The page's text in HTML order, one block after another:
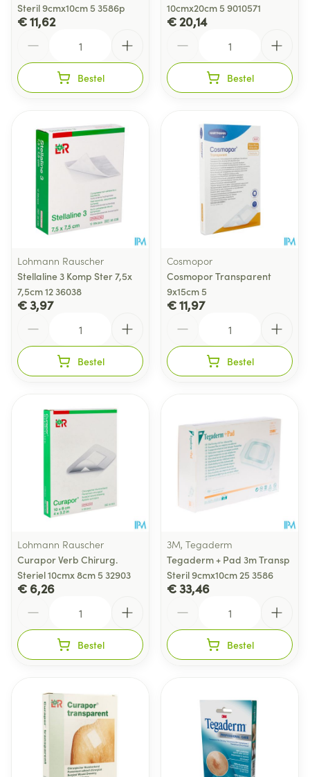
Steril 9cmx10cm 5 3586p
€ 11,62
Bestel
10cmx20cm 5 9010571
€ 20,14
Bestel
Lohmann Rauscher
Stellaline 3 Komp Ster 7,5x
7,5cm 12 36038
€ 3,97
Bestel
Cosmopor
Cosmopor Transparent
9x15cm 5
€ 11,97
Bestel
Lohmann Rauscher
Curapor Verb Chirurg.
Steriel 10cmx 8cm 5 32903
€ 6,26
Bestel
3M, Tegaderm
Tegaderm + Pad 3m Transp
Steril 9cmx10cm 25 3586
€ 33,46
Bestel